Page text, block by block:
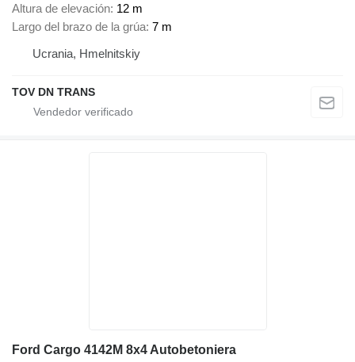
Altura de elevación 12 m
Largo del brazo de la grúa 7 m
Ucrania, Hmelnitskiy
TOV DN TRANS
Ford Cargo 4142M 8x4 Autobetoniera